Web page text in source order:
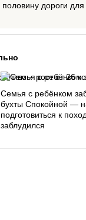
половину дороги
Семья с ребёнком
бухты Спокойной —
подготовиться к
заблудился